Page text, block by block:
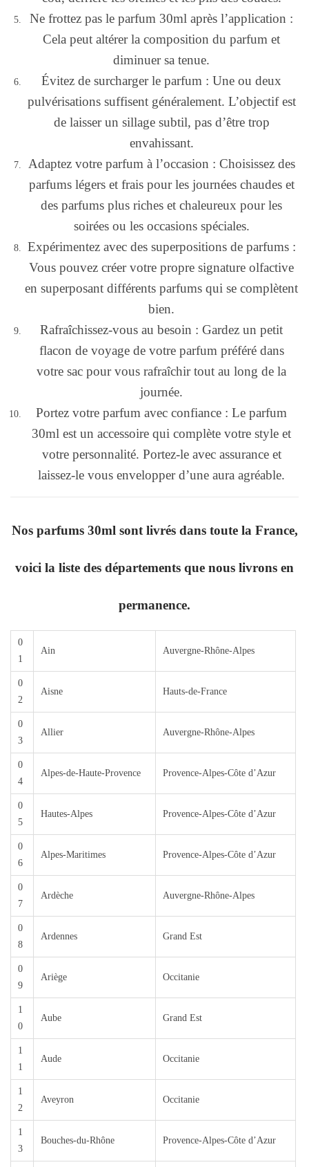
Ne frottez pas le parfum 30ml après l’application :
Cela peut altérer la composition du parfum et
diminuer sa tenue.
Évitez de surcharger le parfum : Une ou deux
pulvérisations suffisent généralement. L’objectif est
de laisser un sillage subtil, pas d’être trop
envahissant.
Adaptez votre parfum à l’occasion : Choisissez des
parfums légers et frais pour les journées chaudes et
des parfums plus riches et chaleureux pour les
soirées ou les occasions spéciales.
Expérimentez avec des superpositions de parfums :
Vous pouvez créer votre propre signature olfactive
en superposant différents parfums qui se complètent
bien.
Rafraîchissez-vous au besoin : Gardez un petit
flacon de voyage de votre parfum préféré dans
votre sac pour vous rafraîchir tout au long de la
journée.
Portez votre parfum avec confiance : Le parfum
30ml est un accessoire qui complète votre style et
votre personnalité. Portez-le avec assurance et
laissez-le vous envelopper d’une aura agréable.
Nos parfums 30ml sont livrés dans toute la France,
voici la liste des départements que nous livrons en
permanence.
0
1
Ain Auvergne-Rhône-Alpes
0
2
Aisne Hauts-de-France
0
3
Allier Auvergne-Rhône-Alpes
0
4
Alpes-de-Haute-Provence Provence-Alpes-Côte d’Azur
0
5
Hautes-Alpes Provence-Alpes-Côte d’Azur
0
6
Alpes-Maritimes Provence-Alpes-Côte d’Azur
0
7
Ardèche Auvergne-Rhône-Alpes
0
8
Ardennes Grand Est
0
9
Ariège Occitanie
1
0
Aube Grand Est
1
1
Aude Occitanie
1
2
Aveyron Occitanie
1
3
Bouches-du-Rhône Provence-Alpes-Côte d’Azur